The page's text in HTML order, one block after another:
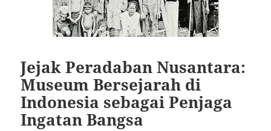
Jejak Peradaban Nusantara:
Museum Bersejarah di
Indonesia sebagai Penjaga
Ingatan Bangsa